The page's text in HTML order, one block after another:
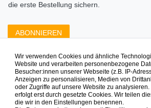
die erste Bestellung sichern.
ABONNIEREN
Zahlungsarten die wir
Wir verwenden Cookies und ähnliche
Website und verarbeiten personenbezogene
Besucher:innen unserer Webseite (z.B. IP-
Anzeigen zu personalisieren, Medien von
oder Zugriffe auf unsere Website zu
erfolgt erst durch gesetzte Cookies. Wir teilen
die wir in den Einstellungen benennen.